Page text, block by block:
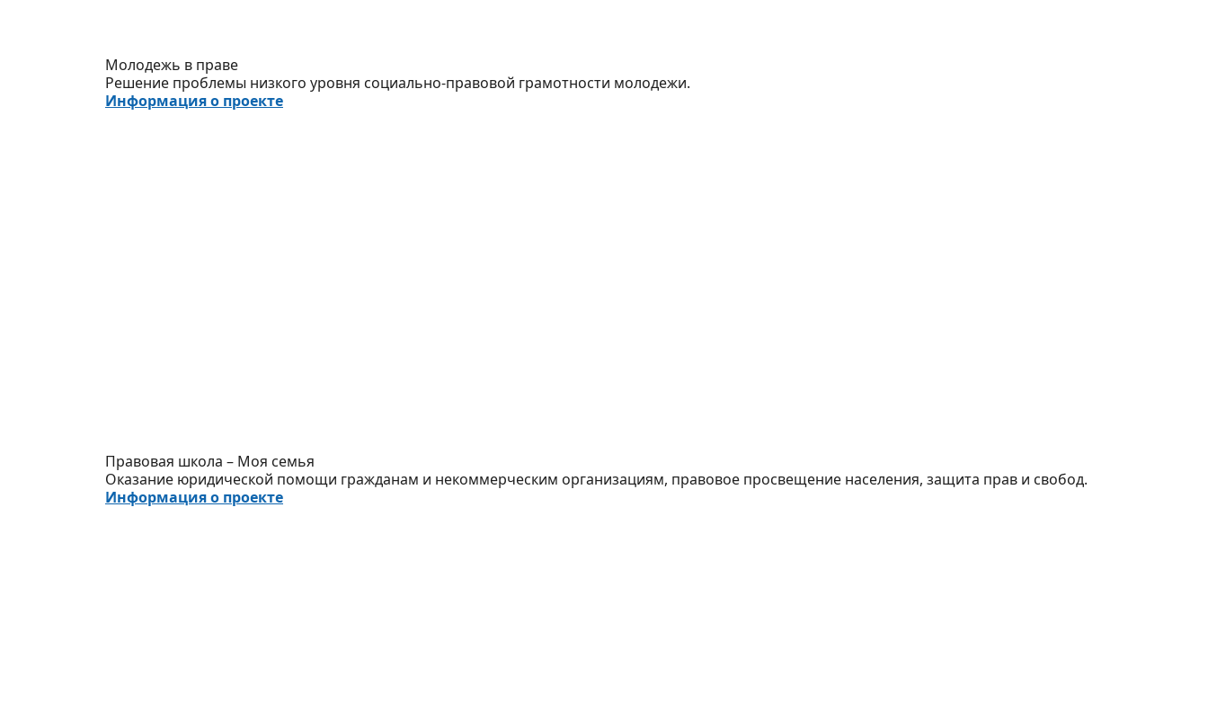
Молодежь в праве
Решение проблемы низкого уровня социально-правовой грамотности молодежи.
Информация о проекте
Правовая школа – Моя семья
Оказание юридической помощи гражданам и некоммерческим организациям, правовое просвещение населения, защита прав и свобод.
Информация о проекте